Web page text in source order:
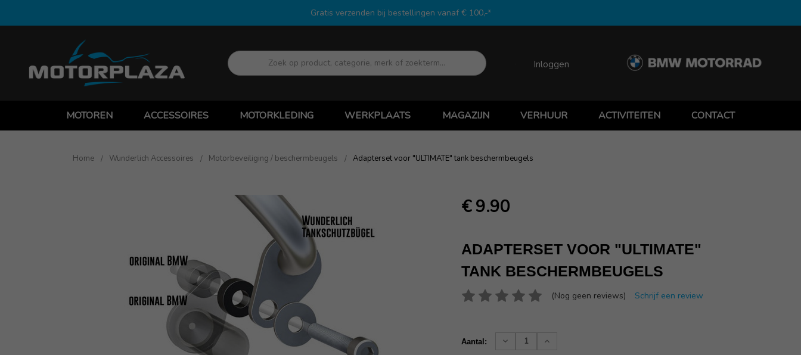
Gratis verzenden bij bestellingen vanaf € 100,-*
Zoek
Inloggen
MOTOREN ACCESSOIRES MOTORKLEDING WERKPLAATS MAGAZIJN VERHUUR ACTIVITEITEN CONTACT
Home Wunderlich Accessoires Motorbeveiliging / beschermbeugels Adapterset voor "ULTIMATE" tank beschermbeugels
€ 9.90
ADAPTERSET VOOR "ULTIMATE"
TANK BESCHERMBEUGELS
(Nog geen reviews) Schrijf een review
voorraad:
Aantal:
Verhoog
Verlaag